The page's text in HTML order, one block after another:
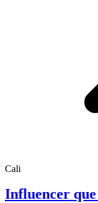
Cali
Influencer